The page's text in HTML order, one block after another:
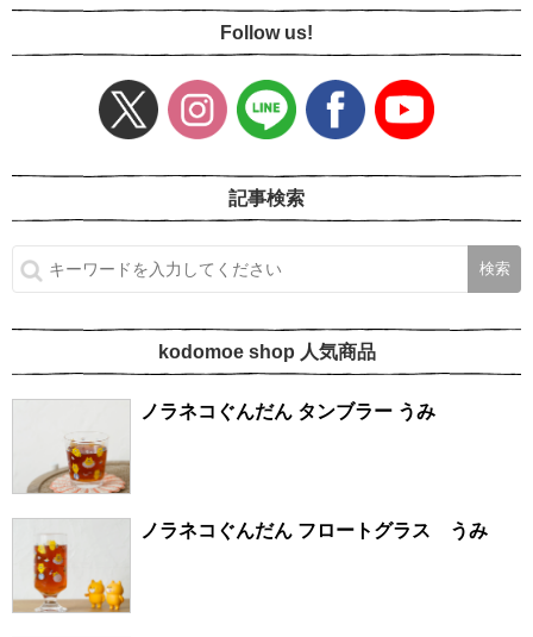
Follow us!
記事検索
kodomoe shop 人気商品
ノラネコぐんだん タンブラー うみ
ノラネコぐんだん フロートグラス うみ